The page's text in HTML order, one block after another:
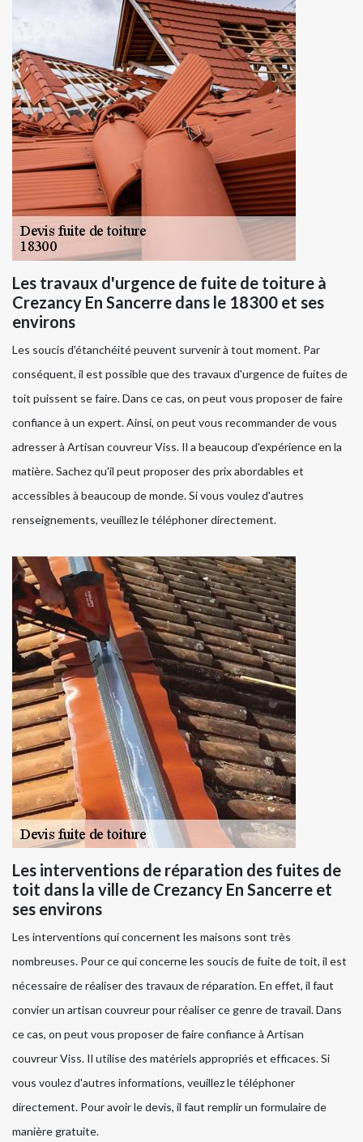
Les travaux d'urgence de fuite de toiture à
Crezancy En Sancerre dans le 18300 et ses
environs
Les soucis d'étanchéité peuvent survenir à tout moment. Par
conséquent, il est possible que des travaux d'urgence de fuites de
toit puissent se faire. Dans ce cas, on peut vous proposer de faire
confiance à un expert. Ainsi, on peut vous recommander de vous
adresser à Artisan couvreur Viss. Il a beaucoup d'expérience en la
matière. Sachez qu'il peut proposer des prix abordables et
accessibles à beaucoup de monde. Si vous voulez d'autres
renseignements, veuillez le téléphoner directement.
Les interventions de réparation des fuites de
toit dans la ville de Crezancy En Sancerre et
ses environs
Les interventions qui concernent les maisons sont très
nombreuses. Pour ce qui concerne les soucis de fuite de toit, il est
nécessaire de réaliser des travaux de réparation. En effet, il faut
convier un artisan couvreur pour réaliser ce genre de travail. Dans
ce cas, on peut vous proposer de faire confiance à Artisan
couvreur Viss. Il utilise des matériels appropriés et efficaces. Si
vous voulez d'autres informations, veuillez le téléphoner
directement. Pour avoir le devis, il faut remplir un formulaire de
manière gratuite.